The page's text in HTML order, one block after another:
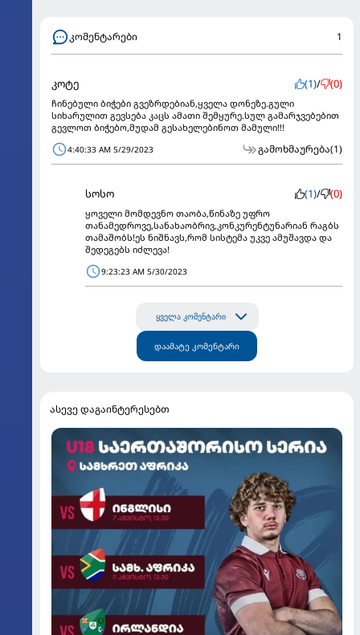
კომენტარები 1
კოტე (1)/ (0)
ჩინებული ბიჭები გვეზრდებიან,ყველა დონეზე.გული
სიხარულით გევსება კაცს ამათი შემყურე.სულ გამარჯვებებით
გევლოთ ბიჭებო,მუდამ გესახელებინოთ მამული!!!
4:40:33 AM 5/29/2023 გამოხმაურება(1)
სოსო (1)/ (0)
ყოველი მომდევნო თაობა,წინაზე უფრო
თანამედროვე,სანახაობრივ,კონკურენტუნარიან რაგბს
თამაშობს!ეს ნიშნავს,რომ სისტემა უკვე ამუშავდა და
შედეგებს იძლევა!
9:23:23 AM 5/30/2023
ყველა კომენტარი
დაამატე კომენტარი
ასევე დაგაინტერესებთ